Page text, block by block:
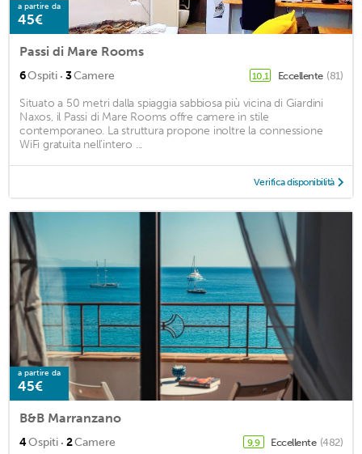
a partire da
45€
Passi di Mare Rooms
6Ospiti · 3Camere 10,1 Eccellente (81)
Situato a 50 metri dalla spiaggia sabbiosa più vicina di Giardini
Naxos, il Passi di Mare Rooms offre camere in stile
contemporaneo. La struttura propone inoltre la connessione
WiFi gratuita nell’intero ...
Verifica disponibilità
a partire da
45€
B&B Marranzano
4Ospiti · 2Camere 9,9 Eccellente (482)